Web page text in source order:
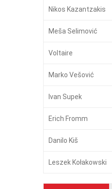
Nikos Kazantzakis
Meša Selimović
Voltaire
Marko Vešović
Ivan Supek
Erich Fromm
Danilo Kiš
Leszek Kołakowski